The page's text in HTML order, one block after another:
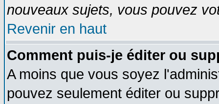
nouveaux sujets, vous pouvez
Revenir en haut
Comment puis-je éditer ou
A moins que vous soyez
pouvez seulement éditer ou